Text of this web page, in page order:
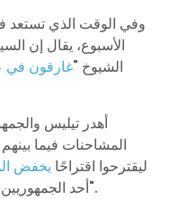
وفي الوقت الذي تستعد
الأسبوع، يقال إن
الشيوخ "غارقون في
أهدر تيليس
المشاحنات فيما
ليقترحوا اقتراحًا يخفض
أحد".